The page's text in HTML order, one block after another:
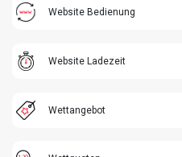
Website Bedienung
Website Ladezeit
Wettangebot